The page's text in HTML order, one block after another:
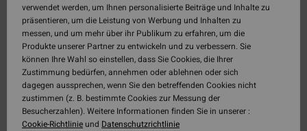
verwendet werden, um Ihnen personalisierte Beiträge und Inhalte zu
präsentieren, um die Leistung von Werbung und Inhalten zu
messen, und um mehr über ihr Publikum zu erfahren, um die
Produkte unserer Partner zu entwickeln und zu verbessern. Sie
können Ihre Wahl so einstellen, dass Sie Cookies, die Ihrer
Zustimmung bedürfen, annehmen oder ablehnen oder sich
dagegen aussprechen, wenn Sie den betreffenden Cookies nicht
zustimmen (z. B. bestimmte Cookies zur Messung der
Besucherzahlen). Weitere Informationen finden Sie in unserer :
Cookie-Richtlinieund Datenschutzrichtlinie